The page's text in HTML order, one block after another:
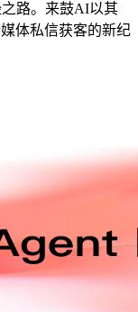
路。来鼓AI以其
体私信获客的新纪